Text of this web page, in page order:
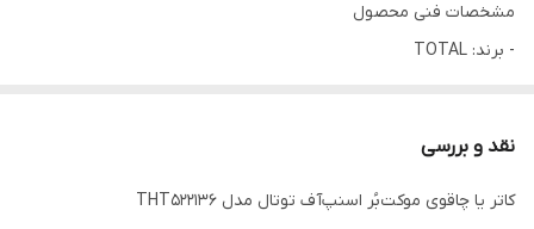
مشخصات فنی محصول
- برند: TOTAL
- عرض تیغه: 18 میلی‌متر
- طول تیغه: 100 میلی‌متر
نقد و بررسی
کاتر یا چاقوی موکت‌بُر اسنپ‌آف توتال مدل THT522136